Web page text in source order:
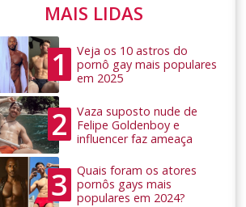
MAIS LIDAS
1
Veja os 10 astros do
pornô gay mais populares
em 2025
2
Vaza suposto nude de
Felipe Goldenboy e
influencer faz ameaça
3
Quais foram os atores
pornôs gays mais
populares em 2024?